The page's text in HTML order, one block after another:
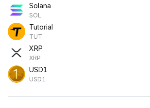
Solana
SOL
Tutorial
TUT
XRP
XRP
USD1
USD1